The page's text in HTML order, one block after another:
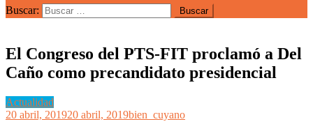
Buscar:
El Congreso del PTS-FIT proclamó a Del
Caño como precandidato presidencial
Actualidad
20 abril, 201920 abril, 2019bien_cuyano